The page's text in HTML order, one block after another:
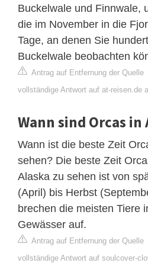
Buckelwale und Finnwale,
die im November in die
Tage, an denen Sie
Buckelwale beobachten
Antrag auf Entfernung der Quelle
vollständige Antwort auf at-reisen.de
Wann sind Orcas in
Wann ist die beste Zeit
sehen? Die beste Zeit
Alaska zu sehen ist von
(April) bis Herbst
brechen die meisten Tiere
Gewässer auf.
Antrag auf Entfernung der Quelle
vollständige Antwort auf soulcover-